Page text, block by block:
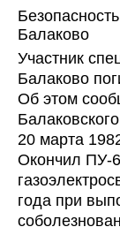
Балаково
Участник
Балаково
Об этом
20 марта
Окончил ПУ-
года при